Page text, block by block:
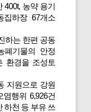
농약 용기
집하장 67개소
하는 한편 공동
폐기물의 안정
환경을 조성토
지원으로 강원
행위 6,926건
하천 등 부유 쓰